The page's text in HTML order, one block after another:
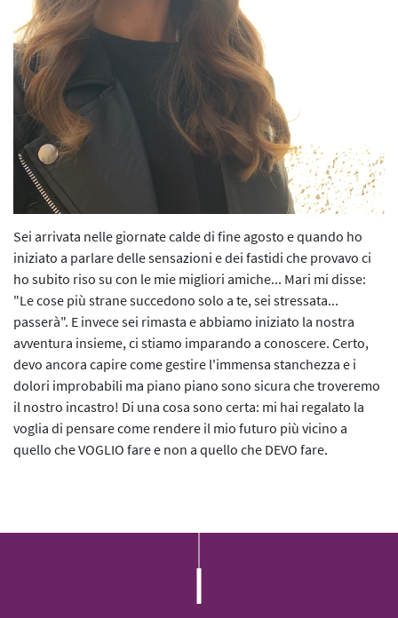
L’iniziativa 2022
L’iniziativa 2023
L’iniziativa 2024
L’iniziativa 2025
Sei arrivata nelle giornate calde di fine agosto e quando ho
iniziato a parlare delle sensazioni e dei fastidi che provavo ci
ho subito riso su con le mie migliori amiche... Mari mi disse:
"Le cose più strane succedono solo a te, sei stressata...
passerà". E invece sei rimasta e abbiamo iniziato la nostra
avventura insieme, ci stiamo imparando a conoscere. Certo,
devo ancora capire come gestire l'immensa stanchezza e i
dolori improbabili ma piano piano sono sicura che troveremo
il nostro incastro! Di una cosa sono certa: mi hai regalato la
voglia di pensare come rendere il mio futuro più vicino a
quello che VOGLIO fare e non a quello che DEVO fare.